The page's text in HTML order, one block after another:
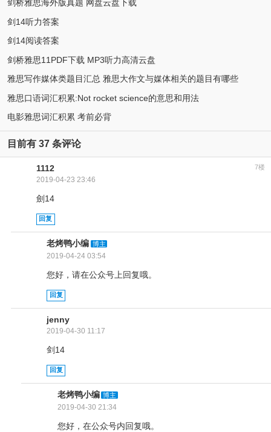
剑桥雅思海外版真题 网盘云盘下载
剑14听力答案
剑14阅读答案
剑桥雅思11PDF下载 MP3听力高清云盘
雅思写作媒体类题目汇总 雅思大作文与媒体相关的题目有哪些
雅思口语词汇积累:Not rocket science的意思和用法
电影雅思词汇积累 考前必背
目前有 37 条评论
7楼
1112
2019-04-23 23:46
劍14
回复
老烤鸭小编 博主
2019-04-24 03:54
您好，请在公众号上回复哦。
回复
jenny
2019-04-30 11:17
剑14
回复
老烤鸭小编 博主
2019-04-30 21:34
您好，在公众号内回复哦。